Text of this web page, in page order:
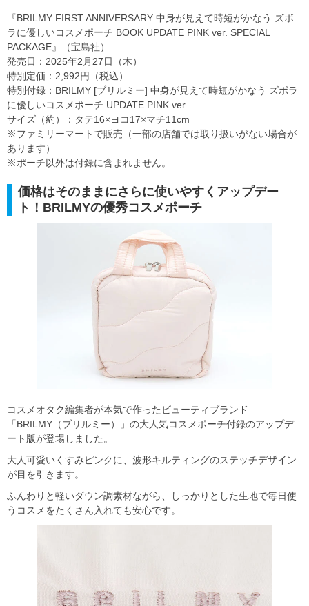
『BRILMY FIRST ANNIVERSARY 中身が見えて時短がかなう ズボ
ラに優しいコスメポーチ BOOK UPDATE PINK ver. SPECIAL
PACKAGE』（宝島社）
発売日：2025年2月27日（木）
特別定価：2,992円（税込）
特別付録：BRILMY [ブリルミー] 中身が見えて時短がかなう ズボラ
に優しいコスメポーチ UPDATE PINK ver.
サイズ（約）：タテ16×ヨコ17×マチ11cm
※ファミリーマートで販売（一部の店舗では取り扱いがない場合が
あります）
※ポーチ以外は付録に含まれません。
価格はそのままにさらに使いやすくアップデー
ト！BRILMYの優秀コスメポーチ
コスメオタク編集者が本気で作ったビューティブランド
「BRILMY（ブリルミー）」の大人気コスメポーチ付録のアップデ
ート版が登場しました。
大人可愛いくすみピンクに、波形キルティングのステッチデザイン
が目を引きます。
ふんわりと軽いダウン調素材ながら、しっかりとした生地で毎日使
うコスメをたくさん入れても安心です。